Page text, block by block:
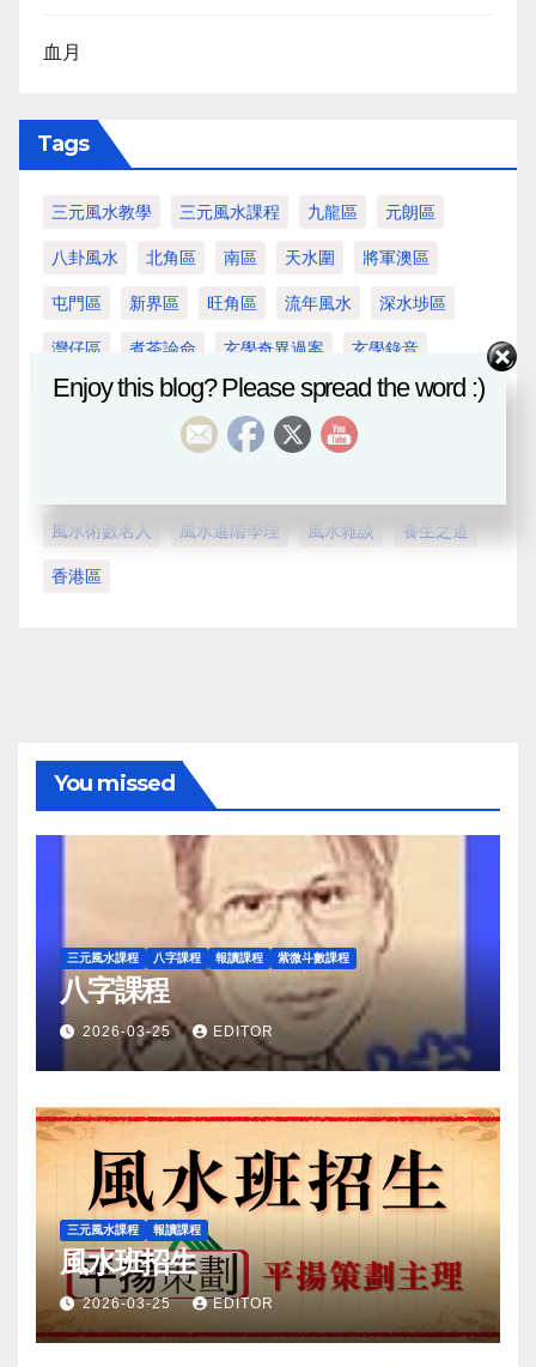
血月
Tags
三元風水教學 三元風水課程 九龍區 元朗區
八卦風水 北角區 南區 天水圍 將軍澳區
屯門區 新界區 旺角區 流年風水 深水埗區
灣仔區 煮茶論命 玄學奇異過案 玄學錄音
生肖運程 精采短片 紫微斗數 荃灣區 葵青區
陰宅 風水 風水Reporter
風水術數名人 風水進階學理 風水雜談 養生之道
香港區
You missed
三元風水課程 八字課程 報讀課程 紫微斗數課程
八字課程
2026-03-25 EDITOR
三元風水課程 報讀課程
風水班招生
2026-03-25 EDITOR
Enjoy this blog? Please spread the word :)